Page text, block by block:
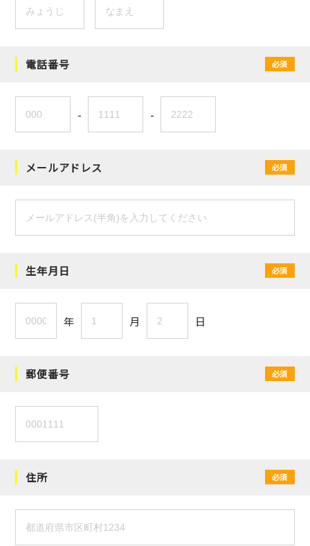
電話番号 必須
- -
メールアドレス 必須
生年月日 必須
年 月 日
郵便番号 必須
住所 必須